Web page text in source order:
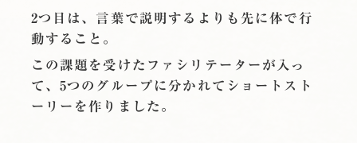
2つ目は、言葉で説明するよりも先に体で行
動すること。
この課題を受けたファシリテーターが入っ
て、5つのグループに分かれてショートスト
ーリーを作りました。